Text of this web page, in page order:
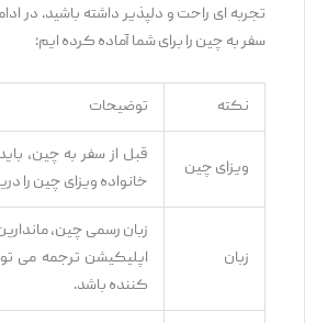
تجربه ‌ای راحت و دلپذیر داشته باشید. در
سفر به چین را برای شما آماده کرده ‌ایم:
نکته توضیحات
ویزای چین
قبل از سفر به چین، باید
خانواده ویزای چین را
زبان
زبان رسمی چین،
اپلیکیشن ترجمه می
‌کننده باشد.